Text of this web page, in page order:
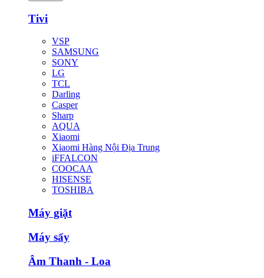
Tivi
VSP
SAMSUNG
SONY
LG
TCL
Darling
Casper
Sharp
AQUA
Xiaomi
Xiaomi Hàng Nội Địa Trung
iFFALCON
COOCAA
HISENSE
TOSHIBA
Máy giặt
Máy sấy
Âm Thanh - Loa